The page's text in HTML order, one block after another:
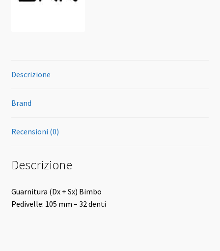
Descrizione
Brand
Recensioni (0)
Descrizione
Guarnitura (Dx + Sx) Bimbo
Pedivelle: 105 mm – 32 denti